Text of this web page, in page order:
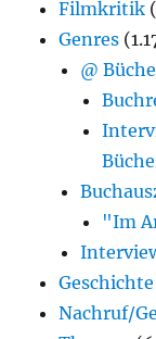
Filmkritik
Genres
@
"Im
Geschichte
Nachruf/